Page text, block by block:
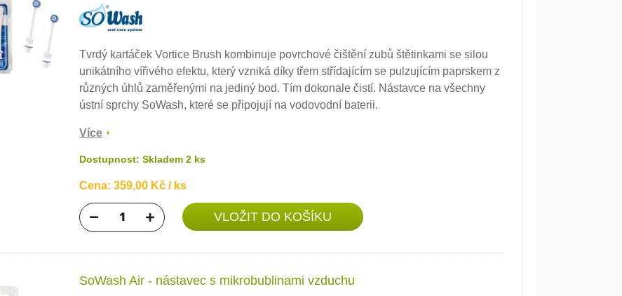
Tvrdý kartáček Vortice Brush kombinuje povrchové čištění zubů štětinkami se silou
unikátního vířivého efektu, který vzniká díky třem střídajícím se pulzujícím paprskem z
různých úhlů zaměřenými na jediný bod. Tím dokonale čistí. Nástavce na všechny
ústní sprchy SoWash, které se připojují na vodovodní baterii.
Více
Dostupnost: Skladem 2 ks
Cena: 359,00 Kč / ks
SoWash Air - nástavec s mikrobublinami vzduchu